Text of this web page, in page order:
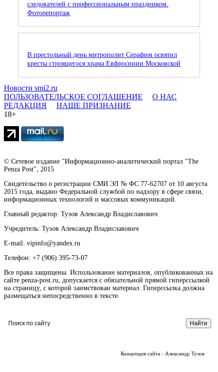
следователей с профессиональным праздником.
Фоторепортаж
В престольный день митрополит Серафим освятил
кресты строящегося храма Евфросинии Московской
Новости smi2.ru
ПОЛЬЗОВАТЕЛЬСКОЕ СОГЛАШЕНИЕ
О НАС
РЕДАКЦИЯ
НАШЕ ПРИЗНАНИЕ
18+
© Сетевое издание "Информационно-аналитический портал "The
Penza Post", 2015
Свидетельство о регистрации СМИ ЭЛ № ФС 77-62707 от 10 августа
2015 года, выдано Федеральной службой по надзору в сфере связи,
информационных технологий и массовых коммуникаций.
Главный редактор: Тузов Александр Владиславович
Учредитель: Тузов Александр Владиславович
E-mail: vipinfo@yandex.ru
Телефон: +7 (906) 395-73-07
Все права защищены. Использование материалов, опубликованных на
сайте penza-post.ru, допускается с обязательной прямой гиперссылкой
на страницу, с которой заимствован материал. Гиперссылка должна
размещаться непосредственно в тексте.
Концепция сайта - Александр Тузов